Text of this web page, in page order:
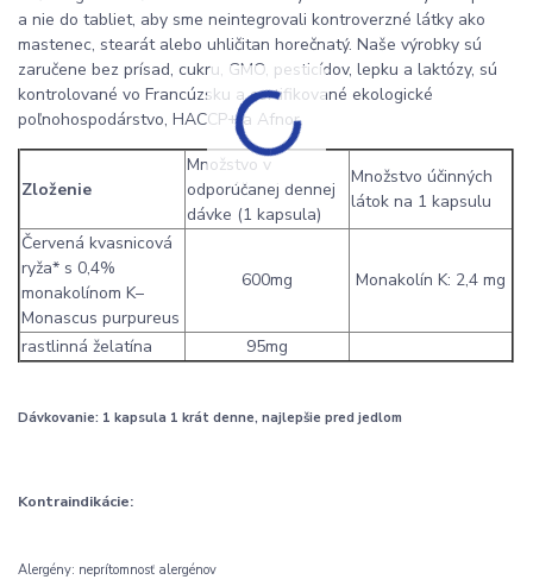
a nie do tabliet, aby sme neintegrovali kontroverzné látky ako
mastenec, stearát alebo uhličitan horečnatý. Naše výrobky sú
zaručene bez prísad, cukru, GMO, pesticídov, lepku a laktózy, sú
kontrolované vo Francúzsku a certifikované ekologické
poľnohospodárstvo, HACCP+ a Afnor.
Zloženie
Množstvo v
odporúčanej dennej
dávke (1 kapsula)
Množstvo účinných
látok na 1 kapsulu
Červená kvasnicová
ryža* s 0,4%
monakolínom K–
Monascus purpureus
600mg Monakolín K: 2,4 mg
rastlinná želatína 95mg
Dávkovanie: 1 kapsula 1 krát denne, najlepšie pred jedlom
Kontraindikácie:
Alergény: neprítomnosť alergénov